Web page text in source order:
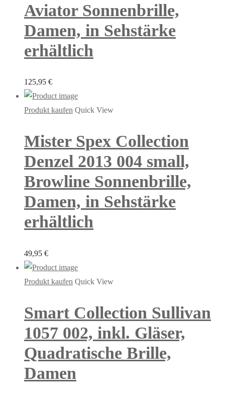
Aviator Sonnenbrille,
Damen, in Sehstärke
erhältlich
125,95 €
Produkt kaufen Quick View
Mister Spex Collection
Denzel 2013 004 small,
Browline Sonnenbrille,
Damen, in Sehstärke
erhältlich
49,95 €
Produkt kaufen Quick View
Smart Collection Sullivan
1057 002, inkl. Gläser,
Quadratische Brille,
Damen